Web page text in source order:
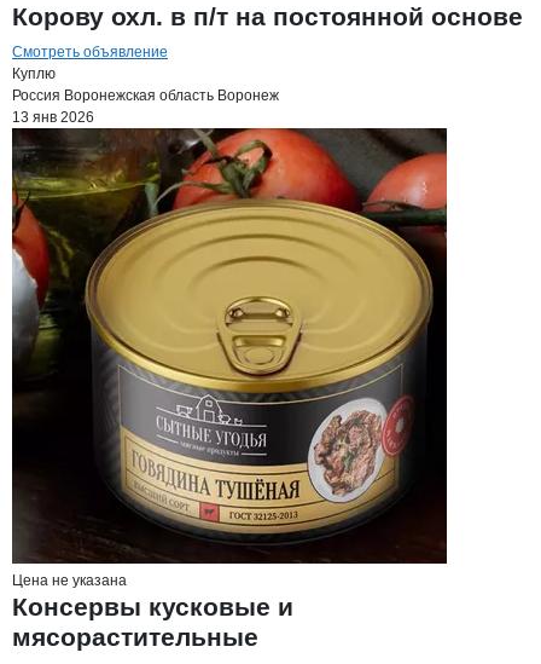
Корову охл. в п/т на постоянной основе
Смотреть объявление
Куплю
Россия Воронежская область Воронеж
13 янв 2026
Цена не указана
Консервы кусковые и
мясорастительные